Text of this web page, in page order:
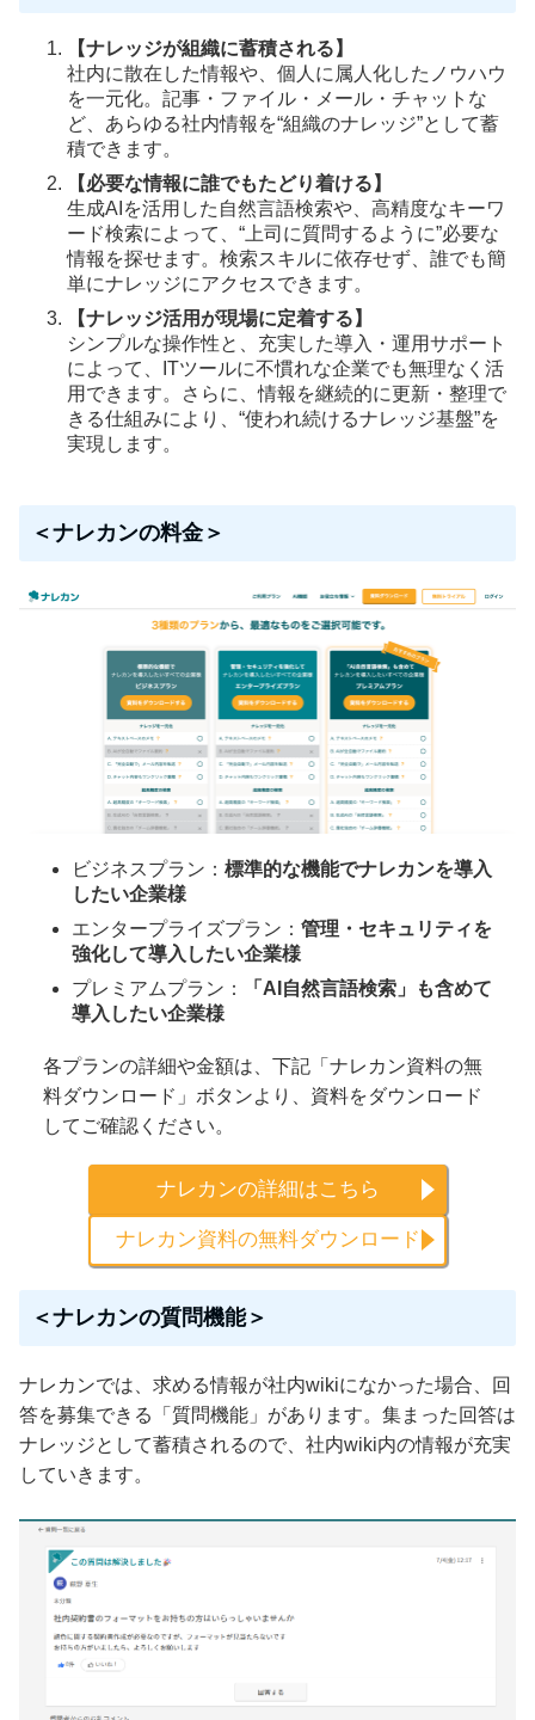
【ナレッジが組織に蓄積される】
社内に散在した情報や、個人に属人化したノウハウ
を一元化。記事・ファイル・メール・チャットな
ど、あらゆる社内情報を“組織のナレッジ”として蓄
積できます。
【必要な情報に誰でもたどり着ける】
生成AIを活用した自然言語検索や、高精度なキーワ
ード検索によって、“上司に質問するように”必要な
情報を探せます。検索スキルに依存せず、誰でも簡
単にナレッジにアクセスできます。
【ナレッジ活用が現場に定着する】
シンプルな操作性と、充実した導入・運用サポート
によって、ITツールに不慣れな企業でも無理なく活
用できます。さらに、情報を継続的に更新・整理で
きる仕組みにより、“使われ続けるナレッジ基盤”を
実現します。
＜ナレカンの料金＞
ビジネスプラン： 標準的な機能でナレカンを導入
したい企業様
エンタープライズプラン： 管理・セキュリティを
強化して導入したい企業様
プレミアムプラン：
「AI自然言語検索」も含めて
導入したい企業様
各プランの詳細や金額は、下記「ナレカン資料の無
料ダウンロード」ボタンより、資料をダウンロード
してご確認ください。
ナレカンの詳細はこちら
ナレカン資料の無料ダウンロード
＜ナレカンの質問機能＞
ナレカンでは、求める情報が社内wikiになかった場合、回
答を募集できる「質問機能」があります。集まった回答は
ナレッジとして蓄積されるので、社内wiki内の情報が充実
していきます。